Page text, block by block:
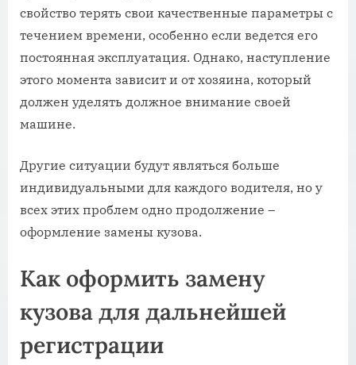
свойство терять свои качественные параметры с
течением времени, особенно если ведется его
постоянная эксплуатация. Однако, наступление
этого момента зависит и от хозяина, который
должен уделять должное внимание своей
машине.
Другие ситуации будут являться больше
индивидуальными для каждого водителя, но у
всех этих проблем одно продолжение –
оформление замены кузова.
Как оформить замену
кузова для дальнейшей
регистрации